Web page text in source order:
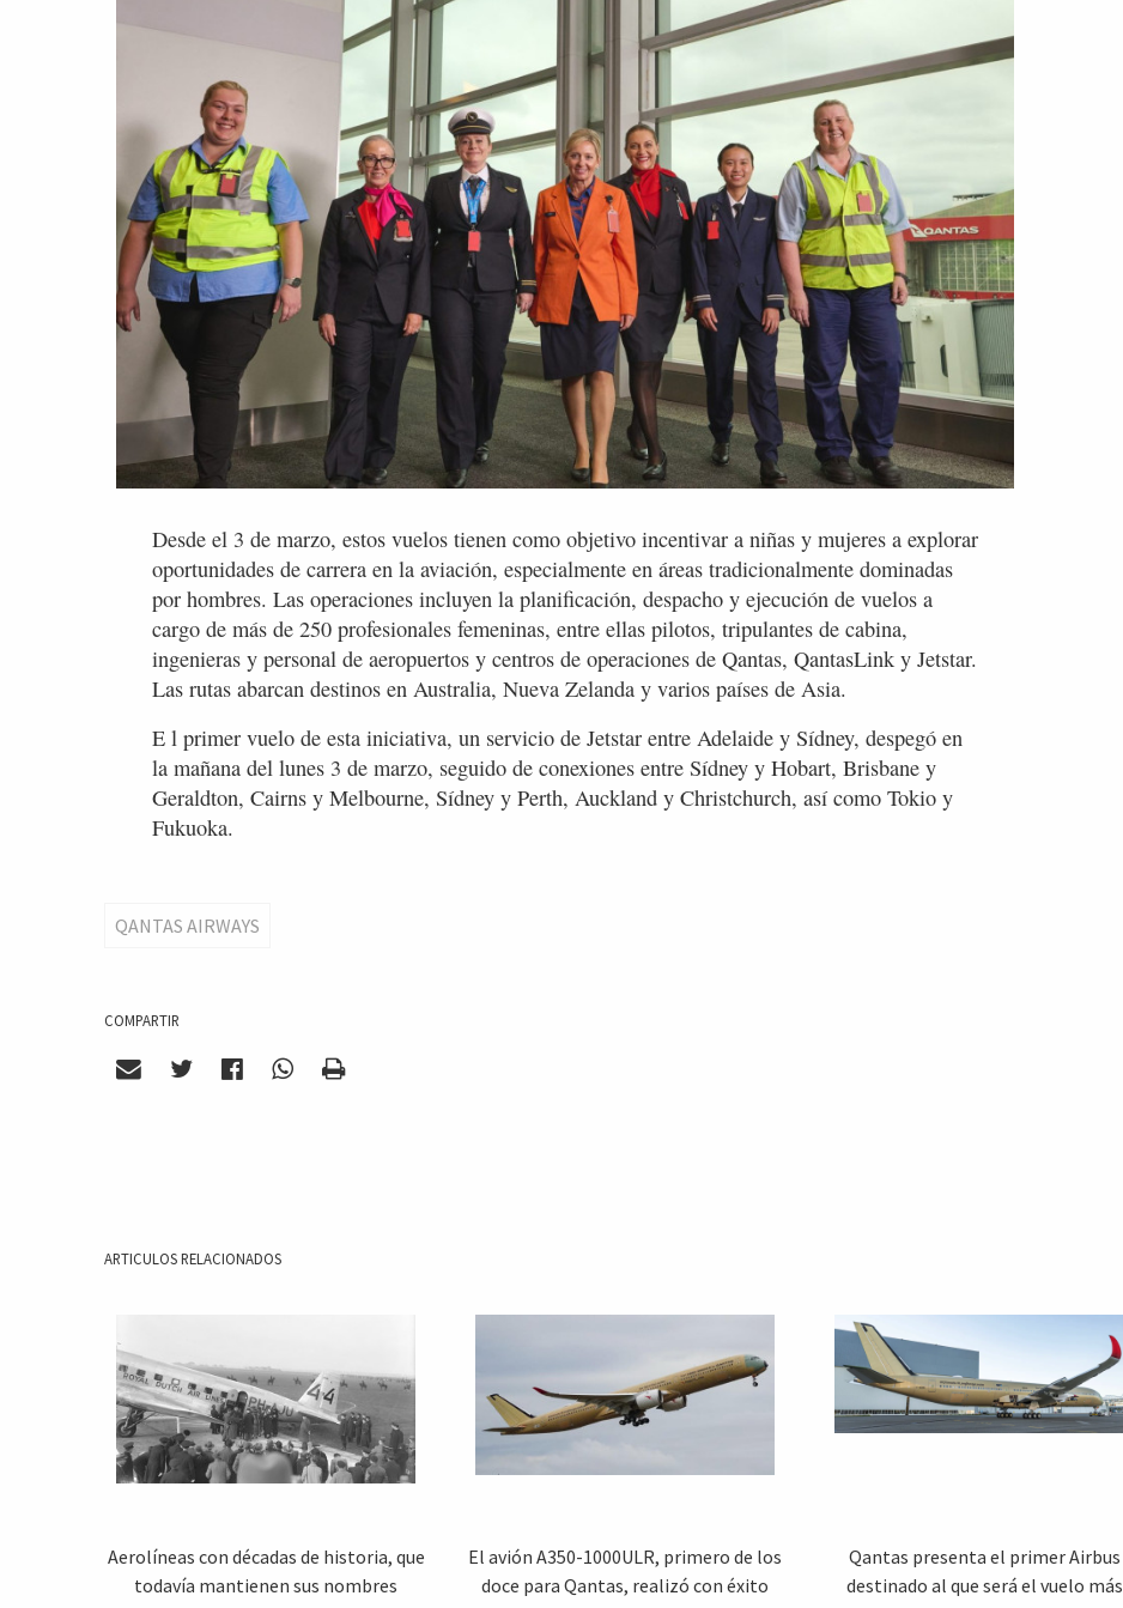
Desde el 3 de marzo, estos vuelos tienen como objetivo incentivar a niñas y mujeres a explorar
oportunidades de carrera en la aviación, especialmente en áreas tradicionalmente dominadas
por hombres. Las operaciones incluyen la planificación, despacho y ejecución de vuelos a
cargo de más de 250 profesionales femeninas, entre ellas pilotos, tripulantes de cabina,
ingenieras y personal de aeropuertos y centros de operaciones de Qantas, QantasLink y Jetstar.
Las rutas abarcan destinos en Australia, Nueva Zelanda y varios países de Asia.
E l primer vuelo de esta iniciativa, un servicio de Jetstar entre Adelaide y Sídney, despegó en
la mañana del lunes 3 de marzo, seguido de conexiones entre Sídney y Hobart, Brisbane y
Geraldton, Cairns y Melbourne, Sídney y Perth, Auckland y Christchurch, así como Tokio y
Fukuoka.
QANTAS AIRWAYS
COMPARTIR
ARTICULOS RELACIONADOS
Aerolíneas con décadas de historia, que
todavía mantienen sus nombres
El avión A350-1000ULR, primero de los
doce para Qantas, realizó con éxito
Qantas presenta el primer Airbus
destinado al que será el vuelo más